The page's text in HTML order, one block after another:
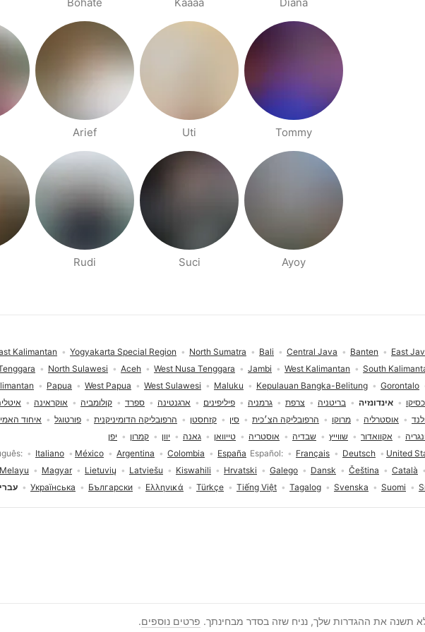
Tommy
Uti
Arief
Ayoy
Suci
Rudi
יצירת משתמש
United
Deutsch
Français
Español
España
Colombia
Argentina
México
Italiano
Català
Čeština
Dansk
Galego
Hrvatski
Kiswahili
Latviešu
Lietuvių
Magyar
Melayu
Suomi
Svenska
Tagalog
Tiếng Việt
Türkçe
Ελληνικά
Български
Українська
אינדונזיה בריטניה צרפת גרמניה פיליפינים ארגנטינה ספרד קולומביה אוקראינה
אוסטרליה מרוקו הרפובליקה הצ׳כית סין קזחסטן הרפובליקה הדומיניקנית פורטוגל איחוד
אקוואדור שווייץ שבדיה אוסטריה טייוואן גאנה יוון קמרון יפן
East
Banten
Central Java
Bali
North Sumatra
Yogyakarta Special Region
Kalimantan
South
West Kalimantan
Jambi
West Nusa Tenggara
Aceh
North Sulawesi
Gorontalo
Kepulauan Bangka-Belitung
Maluku
West Sulawesi
West Papua
Papua
תשנה את ההגדרות שלך, נניח שזה בסדר מבחינתך. פרטים נוספים.